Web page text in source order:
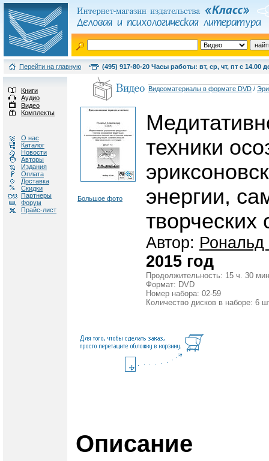
Перейти на главную (495) 917-80-20 Часы работы: вт, ср, чт, пт с 14.00
Книги
Аудио
Видео
Комплекты
О нас
Каталог
Новости
Авторы
Издания
Оплата
Доставка
Скидки
Партнеры
Форум
Прайс-лист
Видеоматериалы в формате DVD /
Большое фото
техники
энергии,
творческих
Автор: Рональд
2015 год
Продолжительность: 15 ч. 30
Формат: DVD
Номер набора: 02-59
Количество дисков в наборе: 6
Описание